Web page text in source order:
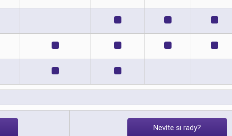
Nevíte si rady?